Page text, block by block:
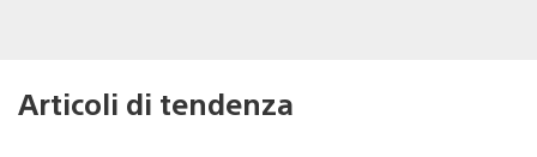
Articoli di tendenza